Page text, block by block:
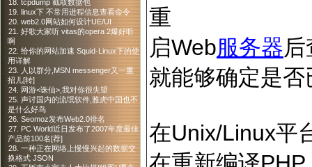
18. tcpdump 截取数据包
19. linux下 不常用进程信息查看命令
20. web2.0网站如何设计UE/UI
21. 好歌大家听 vitas的opera 2爆好听
啊
22. 给你的网站加速 Squid-Linux下的使
用详解
23. 人以群分,MSN messenger又一重
招儿[转]
24. 网游<诛仙>,我对你很失望
25. 声讨国内的流氓软件,雅虎中国也不
是什么好鸟
26. Seomoz发布Web2.0排名
27. PC World近日发布了2007年度最佳
产品前100名[荐]
28. 一种正在网络上慢慢兴起的数据交
换格式 JSON
重
启Web服务器
就能够确定是
在Unix/Linux平